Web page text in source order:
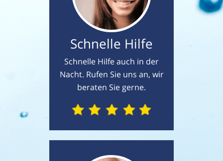
Schnelle Hilfe
Schnelle Hilfe auch in der
Nacht. Rufen Sie uns an, wir
beraten Sie gerne.